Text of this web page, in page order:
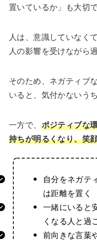
置いているか」も大切で
人は、意識していなく
人の影響を受けながら
そのため、ネガティブ
いると、気付かないう
一方で、 ポジティブな
持ちが明るくなり、笑
自分をネガテ
は距離を置く
一緒にいると
くなる人と過
前向きな言葉